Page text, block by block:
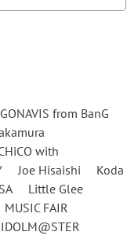
from BanG
with
Joe Hisaishi
Koda
Little Glee
MUSIC FAIR